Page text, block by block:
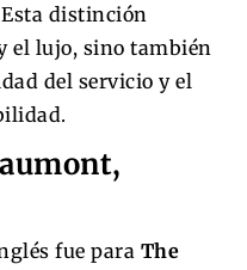
distinción
el lujo, sino también
del servicio y el
fue para The